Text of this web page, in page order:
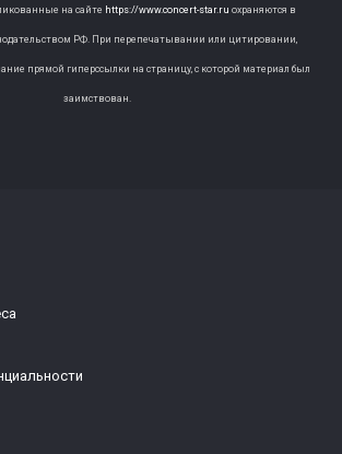
на сайте https://www.concert-star.ru охраняются в
РФ. При перепечатывании или цитировании,
прямой гиперссылки на страницу, с которой материал был
заимствован.